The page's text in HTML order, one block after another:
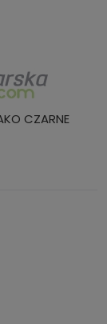
CZARNE